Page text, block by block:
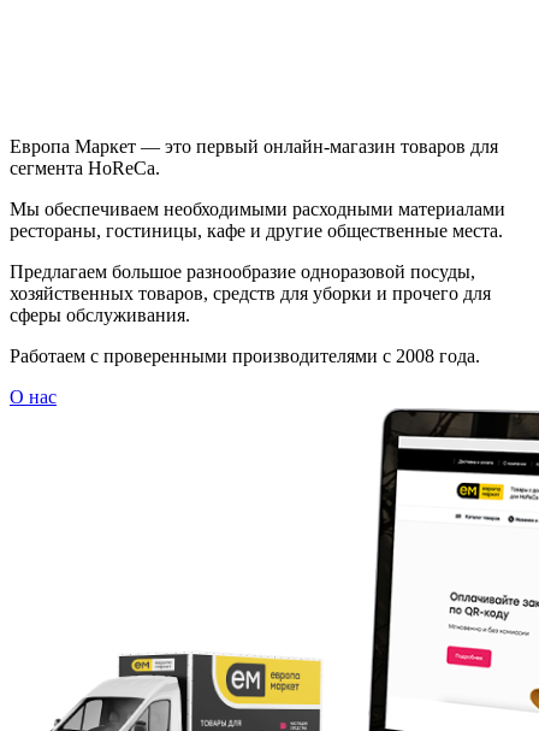
Европа Маркет — это первый онлайн-магазин товаров для
сегмента HoReCa.
Мы обеспечиваем необходимыми расходными материалами
рестораны, гостиницы, кафе и другие общественные места.
Предлагаем большое разнообразие одноразовой посуды,
хозяйственных товаров, средств для уборки и прочего для
сферы обслуживания.
Работаем с проверенными производителями с 2008 года.
О нас